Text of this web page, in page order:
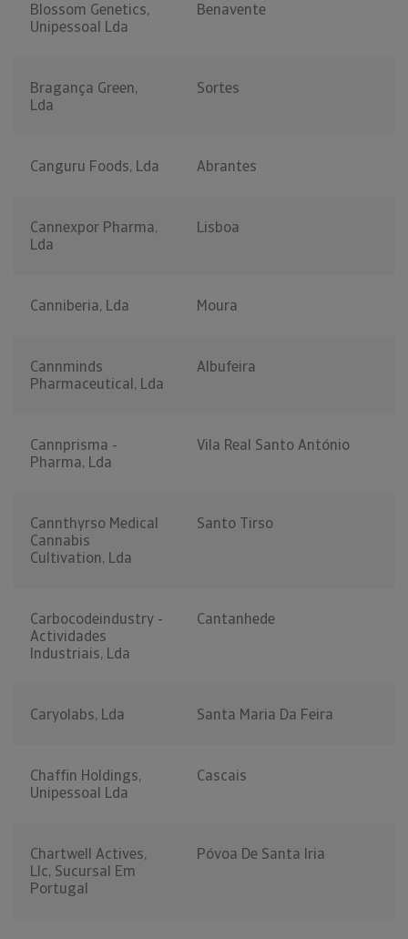
Blossom Genetics,
Unipessoal Lda
Benavente
Bragança Green,
Lda
Sortes
Canguru Foods, Lda Abrantes
Cannexpor Pharma,
Lda
Lisboa
Canniberia, Lda Moura
Cannminds
Pharmaceutical, Lda
Albufeira
Cannprisma -
Pharma, Lda
Vila Real Santo António
Cannthyrso Medical
Cannabis
Cultivation, Lda
Santo Tirso
Carbocodeindustry -
Actividades
Industriais, Lda
Cantanhede
Caryolabs, Lda Santa Maria Da Feira
Chaffin Holdings,
Unipessoal Lda
Cascais
Chartwell Actives,
Llc, Sucursal Em
Portugal
Póvoa De Santa Iria